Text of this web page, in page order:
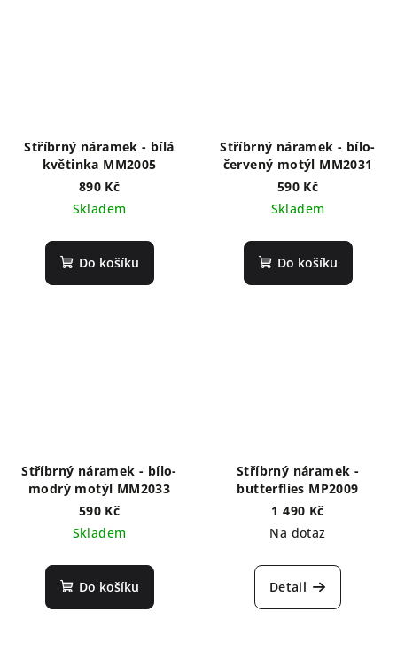
Stříbrný náramek - bílá
květinka MM2005
890 Kč
Skladem
Do košíku
Stříbrný náramek - bílo-
červený motýl MM2031
590 Kč
Skladem
Do košíku
Stříbrný náramek - bílo-
modrý motýl MM2033
590 Kč
Skladem
Do košíku
Stříbrný náramek -
butterflies MP2009
1 490 Kč
Na dotaz
Detail